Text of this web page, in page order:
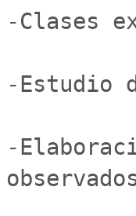
-Clases
-Estudio
-